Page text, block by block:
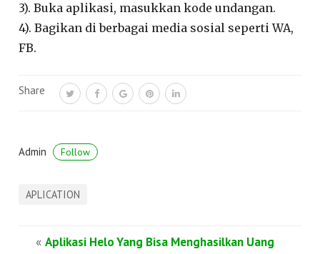
3). Buka aplikasi, masukkan kode undangan.
4). Bagikan di berbagai media sosial seperti WA,
FB.
Share
Admin Follow
APLICATION
« Aplikasi Helo Yang Bisa Menghasilkan Uang